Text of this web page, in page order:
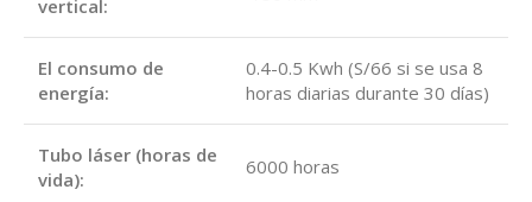
vertical:
El consumo de
energía:
0.4-0.5 Kwh (S/66 si se usa 8
horas diarias durante 30 días)
Tubo láser (horas de
vida):
6000 horas